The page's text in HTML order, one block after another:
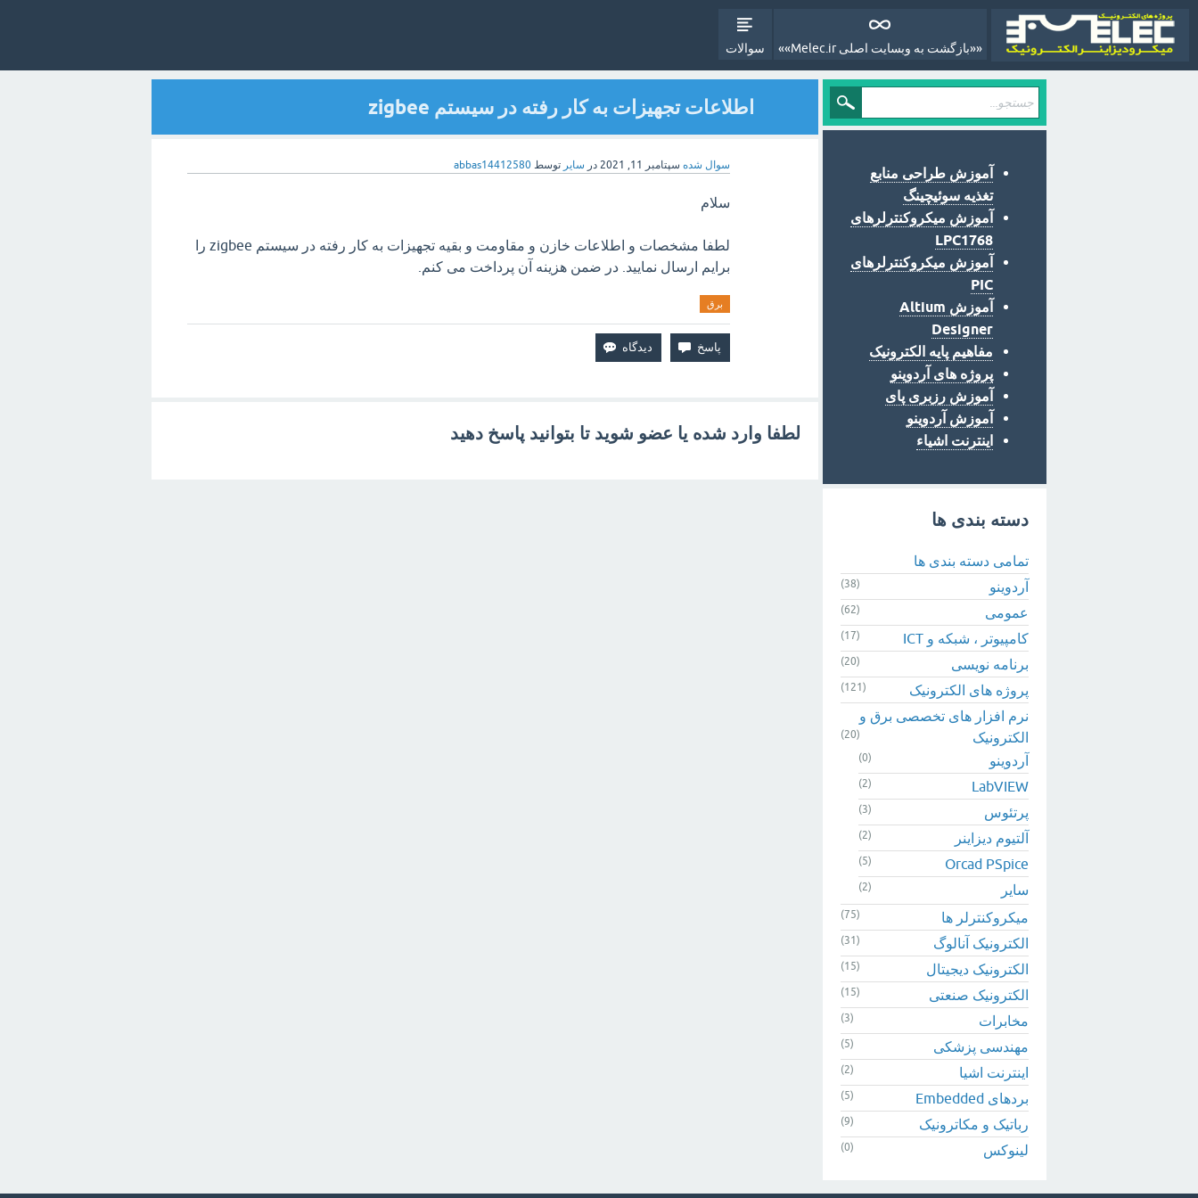
سوالات ««بازگشت به وبسایت اصلی Melec.ir»»
اطلاعات تجهیزات به کار رفته در سیستم zigbee
سوال شده سپتامبر 11, 2021 در سایر توسطabbas14412580
سلام
لطفا مشخصات و اطلاعات خازن و مقاومت و بقیه تجهیزات به کار رفته در سیستم zigbee را
برایم ارسال نمایید. در ضمن هزینه آن پرداخت می کنم.
برق
لطفا وارد شده یا عضو شوید تا بتوانید پاسخ دهید
آموزش طراحی منابع
تغذیه سوئیچینگ
آموزش میکروکنترلرهای
LPC1768
آموزش میکروکنترلرهای
PIC
آموزش Altium
Designer
مفاهیم پایه الکترونیک
پروژه های آردوینو
آموزش رزبری پای
آموزش آردوینو
اینترنت اشیاء
دسته بندی ها
تمامی دسته بندی ها
آردوینو
(38)
عمومی (62)
کامپیوتر ، شبکه و ICT (17)
برنامه نویسی (20)
پروژه های الکترونیک (121)
نرم افزار های تخصصی برق و
الکترونیک
(20)
آردوینو (0)
LabVIEW
(2)
پرتئوس (3)
آلتیوم دیزاینر (2)
Orcad PSpice
(5)
سایر (2)
میکروکنترلر ها (75)
الکترونیک آنالوگ (31)
الکترونیک دیجیتال (15)
الکترونیک صنعتی (15)
مخابرات (3)
مهندسی پزشکی (5)
اینترنت اشیا (2)
بردهای Embedded (5)
رباتیک و مکاترونیک (9)
لینوکس (0)